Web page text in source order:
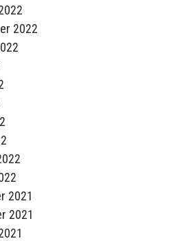
2022
2021
2021